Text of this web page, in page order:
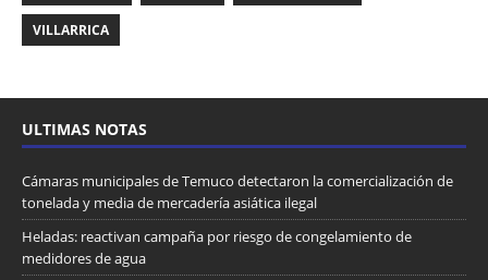
VILLARRICA
ULTIMAS NOTAS
Cámaras municipales de Temuco detectaron la comercialización de
tonelada y media de mercadería asiática ilegal
Heladas: reactivan campaña por riesgo de congelamiento de
medidores de agua